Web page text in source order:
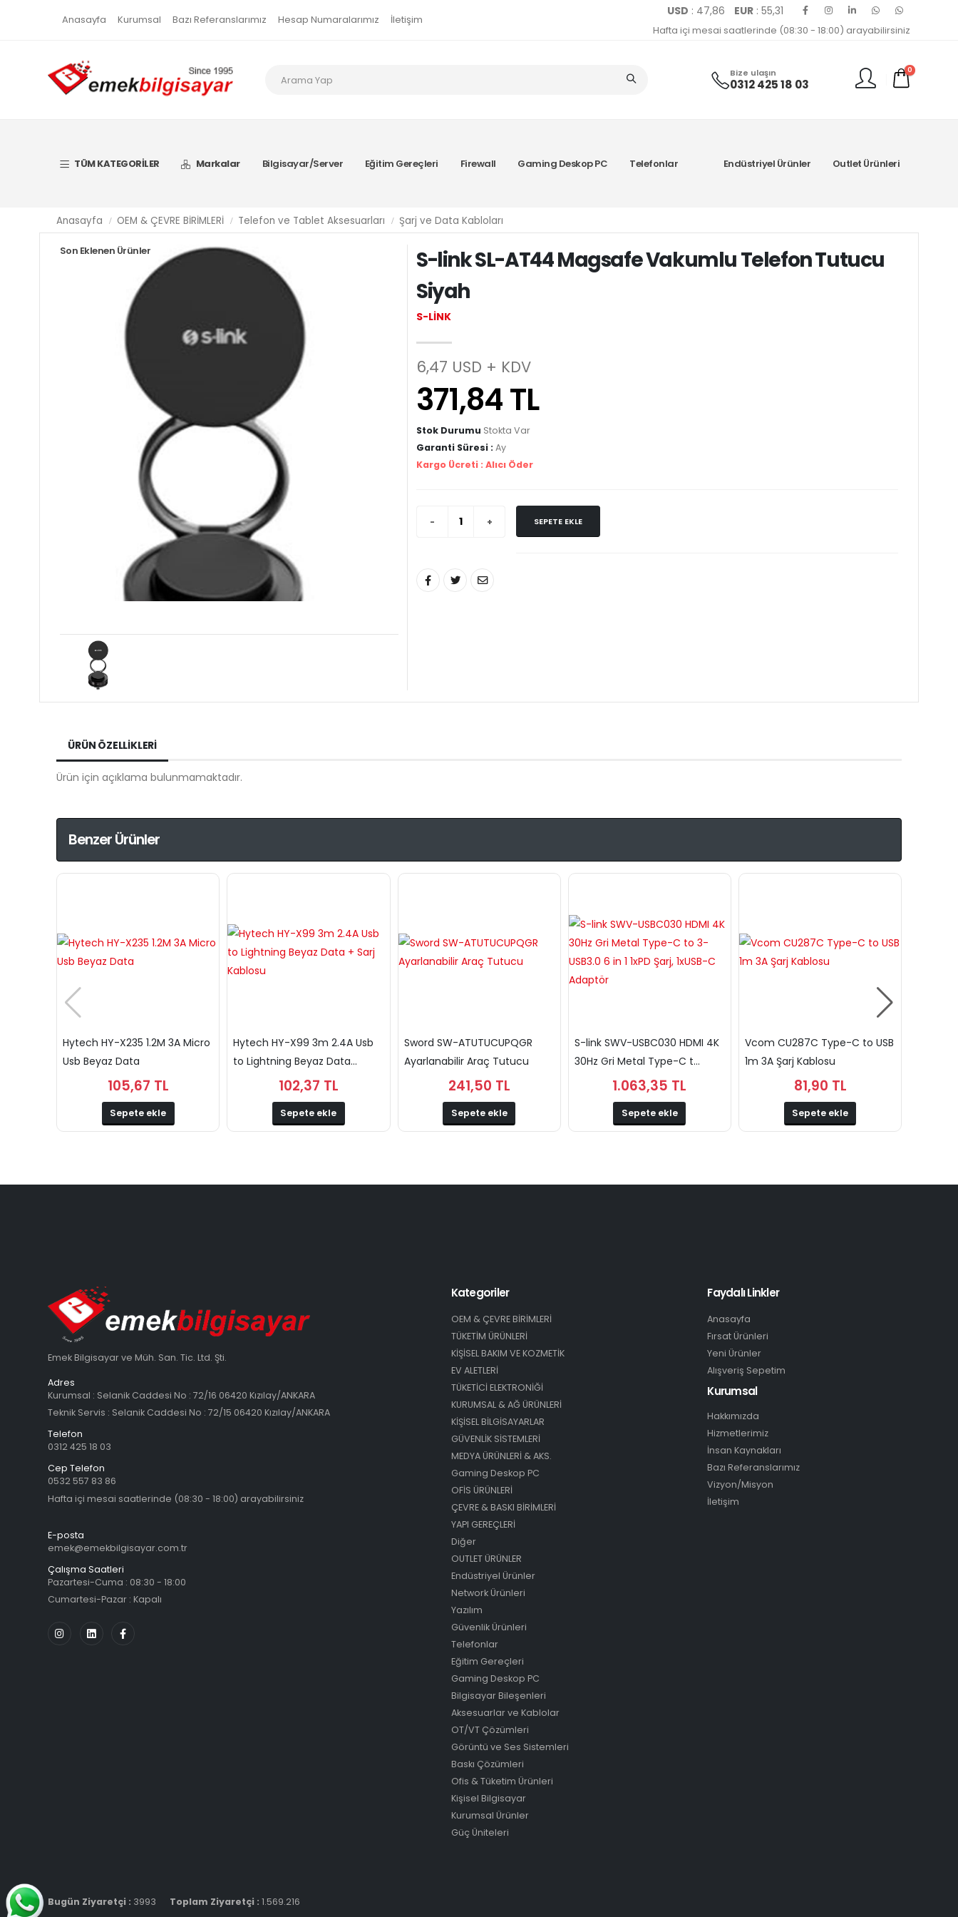
Anasayfa Kurumsal Bazı Referanslarımız Hesap Numaralarımız İletişim
USD : 47,86 EUR: 55,31
Hafta içi mesai saatlerinde (08:30 - 18:00) arayabilirsiniz
Bize ulaşın
0312 425 18 03
0
TÜM KATEGORİLER Markalar Bilgisayar/Server Eğitim Gereçleri Firewall Gaming Deskop PC Telefonlar Endüstriyel Ürünler Outlet Ürünleri
Son Eklenen Ürünler
Anasayfa OEM & ÇEVRE BİRİMLERİ Telefon ve Tablet Aksesuarları Şarj ve Data Kabloları
S-link SL-AT44 Magsafe Vakumlu Telefon Tutucu
Siyah
S-LİNK
6,47 USD + KDV
371,84 TL
Stok Durumu Stokta Var
Garanti Süresi : Ay
Kargo Ücreti : Alıcı Öder
SEPETE EKLE
ÜRÜN ÖZELLIKLERI
Ürün için açıklama bulunmamaktadır.
Benzer Ürünler
Hytech HY-X235 1.2M 3A Micro
Usb Beyaz Data
105,67 TL
Sepete ekle
Hytech HY-X99 3m 2.4A Usb
to Lightning Beyaz Data...
102,37 TL
Sepete ekle
Sword SW-ATUTUCUPQGR
Ayarlanabilir Araç Tutucu
241,50 TL
Sepete ekle
S-link SWV-USBC030 HDMI 4K
30Hz Gri Metal Type-C t...
1.063,35 TL
Sepete ekle
Vcom CU287C Type-C to USB
1m 3A Şarj Kablosu
81,90 TL
Sepete ekle
Emek Bilgisayar ve Müh. San. Tic. Ltd. Şti.
Adres
Kurumsal : Selanik Caddesi No : 72/16 06420 Kızılay/ANKARA
Teknik Servis : Selanik Caddesi No : 72/15 06420 Kızılay/ANKARA
Telefon
0312 425 18 03
Cep Telefon
0532 557 83 86
Hafta içi mesai saatlerinde (08:30 - 18:00) arayabilirsiniz
E-posta
emek@emekbilgisayar.com.tr
Çalışma Saatleri
Pazartesi-Cuma : 08:30 - 18:00
Cumartesi-Pazar : Kapalı
Kategoriler
OEM & ÇEVRE BİRİMLERİ
TÜKETİM ÜRÜNLERİ
KİŞİSEL BAKIM VE KOZMETİK
EV ALETLERİ
TÜKETİCİ ELEKTRONİĞİ
KURUMSAL & AĞ ÜRÜNLERİ
KİŞİSEL BİLGİSAYARLAR
GÜVENLİK SİSTEMLERİ
MEDYA ÜRÜNLERİ & AKS.
Gaming Deskop PC
OFİS ÜRÜNLERİ
ÇEVRE & BASKI BİRİMLERİ
YAPI GEREÇLERİ
Diğer
OUTLET ÜRÜNLER
Endüstriyel Ürünler
Network Ürünleri
Yazılım
Güvenlik Ürünleri
Telefonlar
Eğitim Gereçleri
Gaming Deskop PC
Bilgisayar Bileşenleri
Aksesuarlar ve Kablolar
OT/VT Çözümleri
Görüntü ve Ses Sistemleri
Baskı Çözümleri
Ofis & Tüketim Ürünleri
Kişisel Bilgisayar
Kurumsal Ürünler
Güç Üniteleri
Faydalı Linkler
Anasayfa
Fırsat Ürünleri
Yeni Ürünler
Alışveriş Sepetim
Kurumsal
Hakkımızda
Hizmetlerimiz
İnsan Kaynakları
Bazı Referanslarımız
Vizyon/Misyon
İletişim
Bugün Ziyaretçi : 3993 Toplam Ziyaretçi :1.569.216